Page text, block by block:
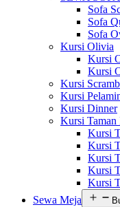
Sofa
Sofa
Sofa
Kursi Olivia
Kursi
Kursi
Kursi
Kursi
Kursi Dinner
Kursi Taman
Kursi
Kursi
Kursi
Kursi
Kursi
Sewa Meja